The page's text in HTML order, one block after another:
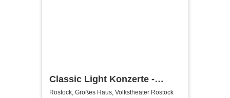
Classic Light Konzerte -
Volkstheater Rostock
Rostock, Großes Haus, Volkstheater Rostock